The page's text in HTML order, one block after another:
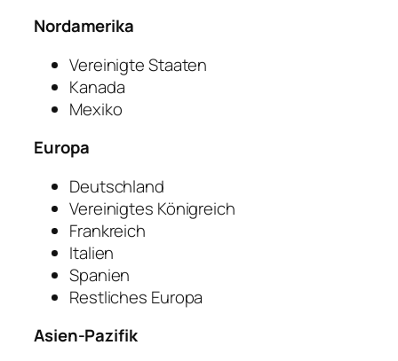
Nordamerika
Vereinigte Staaten
Kanada
Mexiko
Europa
Deutschland
Vereinigtes Königreich
Frankreich
Italien
Spanien
Restliches Europa
Asien-Pazifik